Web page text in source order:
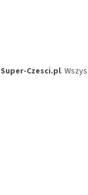
Super-Czesci.pl.